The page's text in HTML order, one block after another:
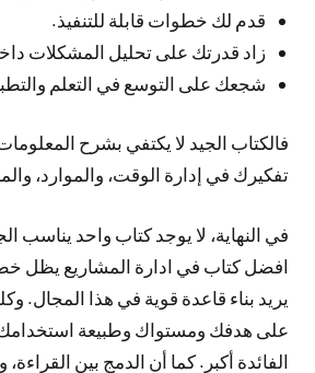
قدم لك خطوات قابلة للتنفيذ.
زاد قدرتك على تحليل المشكلات
شجعك على التوسع في التعلم
فالكتاب الجيد لا يكتفي بشرح
تفكيرك في إدارة الوقت، والموارد،
في النهاية، لا يوجد كتاب واحد يناسب
افضل كتاب في ادارة المشاريع يظل
يريد بناء قاعدة قوية في هذا المجال.
على هدفك ومستواك وطبيعة استخدامك
الفائدة أكبر. كما أن الدمج بين القراءة،